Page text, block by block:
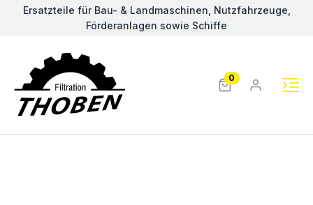
Ersatzteile für Bau- & Landmaschinen, Nutzfahrzeuge,
Förderanlagen sowie Schiffe
0
Previous